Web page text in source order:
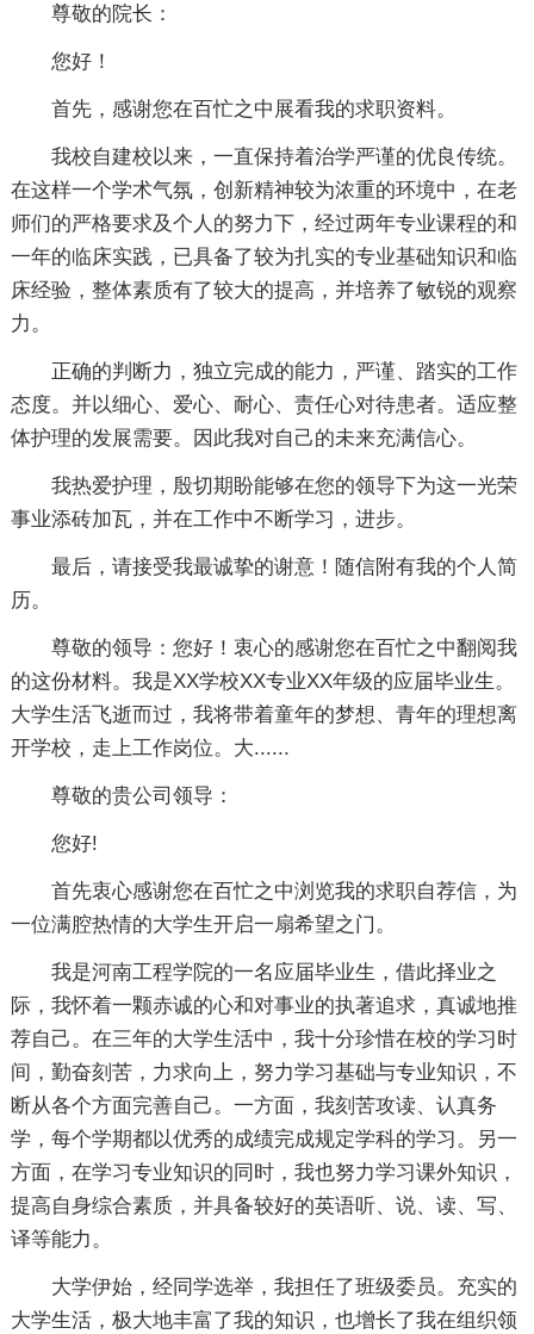
尊敬的院长：
您好！
首先，感谢您在百忙之中展看我的求职资料。
我校自建校以来，一直保持着治学严谨的优良传统。
在这样一个学术气氛，创新精神较为浓重的环境中，在老
师们的严格要求及个人的努力下，经过两年专业课程的和
一年的临床实践，已具备了较为扎实的专业基础知识和临
床经验，整体素质有了较大的提高，并培养了敏锐的观察
力。
正确的判断力，独立完成的能力，严谨、踏实的工作
态度。并以细心、爱心、耐心、责任心对待患者。适应整
体护理的发展需要。因此我对自己的未来充满信心。
我热爱护理，殷切期盼能够在您的领导下为这一光荣
事业添砖加瓦，并在工作中不断学习，进步。
最后，请接受我最诚挚的谢意！随信附有我的个人简
历。
尊敬的领导：您好！衷心的感谢您在百忙之中翻阅我
的这份材料。我是XX学校XX专业XX年级的应届毕业生。
大学生活飞逝而过，我将带着童年的梦想、青年的理想离
开学校，走上工作岗位。大......
尊敬的贵公司领导：
您好!
首先衷心感谢您在百忙之中浏览我的求职自荐信，为
一位满腔热情的大学生开启一扇希望之门。
我是河南工程学院的一名应届毕业生，借此择业之
际，我怀着一颗赤诚的心和对事业的执著追求，真诚地推
荐自己。在三年的大学生活中，我十分珍惜在校的学习时
间，勤奋刻苦，力求向上，努力学习基础与专业知识，不
断从各个方面完善自己。一方面，我刻苦攻读、认真务
学，每个学期都以优秀的成绩完成规定学科的学习。另一
方面，在学习专业知识的同时，我也努力学习课外知识，
提高自身综合素质，并具备较好的英语听、说、读、写、
译等能力。
大学伊始，经同学选举，我担任了班级委员。充实的
大学生活，极大地丰富了我的知识，也增长了我在组织领